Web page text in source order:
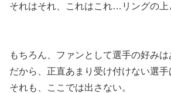
それはそれ、これはこれ…リングの上
もちろん、ファンとして選手の好みは
だから、正直あまり受け付けない選手
それも、ここでは出さない。